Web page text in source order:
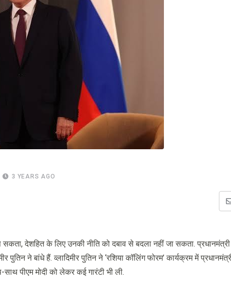
3 YEARS AGO
सकता, देशहित के लिए उनकी नीति को दबाव से बदला नहीं जा सकता.
पुतिन ने बांधे हैं. व्लादिमीर पुतिन ने ‘रशिया कॉलिंग फोरम’ कार्यक्रम में
पीएम मोदी को लेकर कई गारंटी भी ली.